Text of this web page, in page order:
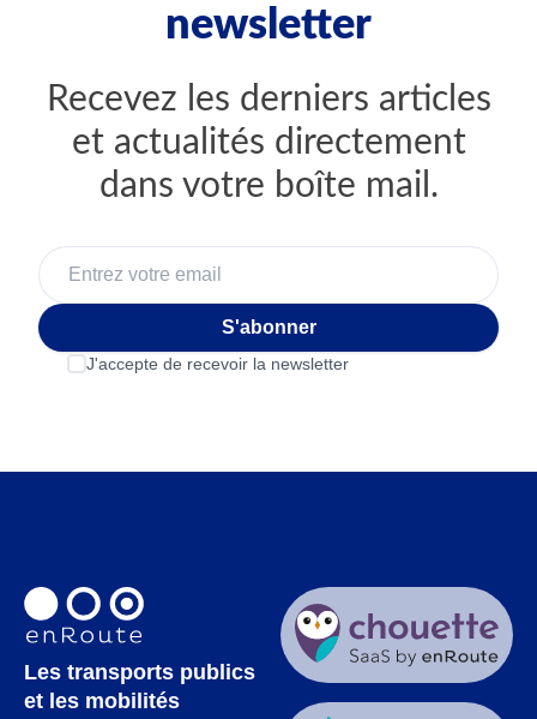
newsletter
Recevez les derniers articles
et actualités directement
dans votre boîte mail.
S'abonner
J'accepte de recevoir la newsletter
Les transports publics
et les mobilités